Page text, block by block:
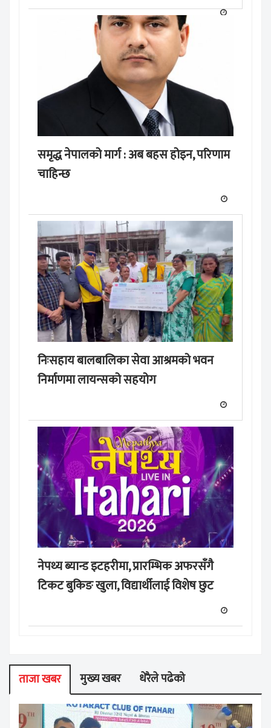
समृद्ध नेपालको मार्ग : अब बहस होइन, परिणाम
चाहिन्छ
निःसहाय बालबालिका सेवा आश्रमको भवन
निर्माणमा लायन्सको सहयोग
नेपथ्य ब्यान्ड इटहरीमा, प्रारम्भिक अफरसँगै
टिकट बुकिङ खुला, विद्यार्थीलाई विशेष छुट
ताजा खबर मुख्य खबर धेरैले पढेको